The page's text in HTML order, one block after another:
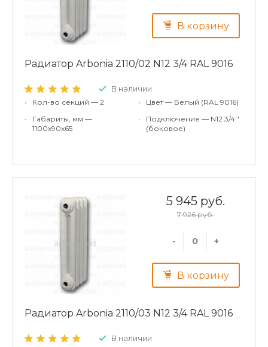
В корзину
Радиатор Arbonia 2110/02 N12 3/4 RAL 9016
В наличии
•
Кол-во секций — 2
•
Габариты, мм —
1100x90x65
•
Цвет — Белый (RAL 9016)
•
Подключение — N12 3/4''
(боковое)
5 945 руб.
7 926 руб.
- +
В корзину
Радиатор Arbonia 2110/03 N12 3/4 RAL 9016
В наличии